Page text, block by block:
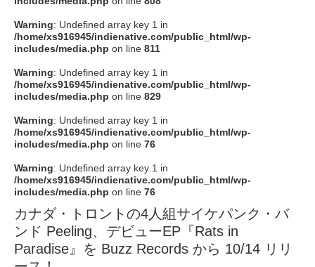
SOCIAL
Facebook
instagram
Tumblr
Soundcloud
to indienative
Warning: Undefined array key 1 in
/home/xs916945/indienative.com/public_html/wp-
includes/media.php on line 811
Warning: Undefined array key 1 in
/home/xs916945/indienative.com/public_html/wp-
includes/media.php on line 829
Warning: Undefined array key 1 in
/home/xs916945/indienative.com/public_html/wp-
includes/media.php on line 76
Warning: Undefined array key 1 in
/home/xs916945/indienative.com/public_html/wp-
includes/media.php on line 76
カナダ・トロントの4人組サイケパンク・バ
ンド Peeling、デビューEP『Rats in
Paradise』を Buzz Records から 10/14 リリ